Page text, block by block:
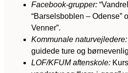
Facebook-grupper:
“Barselsboblen – Odense”
Venner”.
Kommunale naturvejledere:
guidede ture og
LOF/KFUM aftenskole: